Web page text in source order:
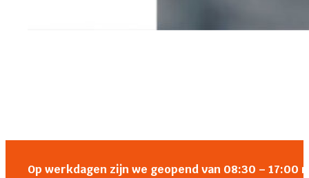
Op werkdagen zijn we geopend van 08:30 –